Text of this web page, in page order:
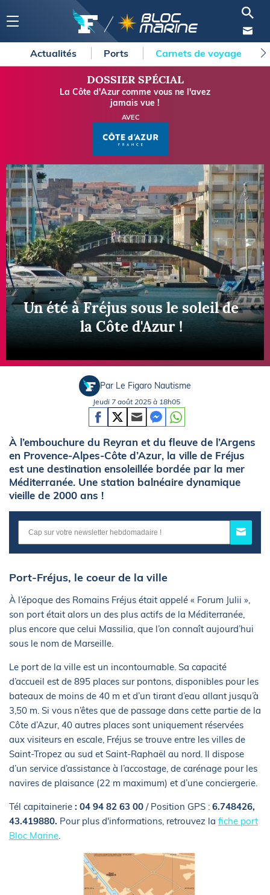
Actualités Ports Carnets de voyage
DOSSIER SPÉCIAL
La Côte d'Azur comme vous ne l'avez
jamais vue !
AVEC
Un été à Fréjus sous le soleil de
la Côte d'Azur !
Par Le Figaro Nautisme
Jeudi 7 août 2025 à 18h05
À l’embouchure du Reyran et du fleuve de l’Argens
en Provence-Alpes-Côte d’Azur, la ville de Fréjus
est une destination ensoleillée bordée par la mer
Méditerranée. Une station balnéaire dynamique
vieille de 2000 ans !
Port-Fréjus, le coeur de la ville
À l’époque des Romains Fréjus était appelé « Forum Julii »,
son port était alors un des plus actifs de la Méditerranée,
plus encore que celui Massilia, que l’on connaît aujourd’hui
sous le nom de Marseille.
Le port de la ville est un incontournable. Sa capacité
d’accueil est de 895 places sur pontons, disponibles pour les
bateaux de moins de 40 m et d’un tirant d’eau allant jusqu’à
3,50 m. Si vous n’êtes que de passage dans cette partie de la
Côte d’Azur, 40 autres places sont uniquement réservées
aux visiteurs en escale, Fréjus se trouve entre les villes de
Saint-Tropez au sud et Saint-Raphaël au nord. Il dispose
d’un service d’assistance à l’accostage, de carénage pour les
navires de plaisance (22 m maximum) et d’une conciergerie.
Tél capitainerie : 04 94 82 63 00 / Position GPS : 6.748426,
43.419880. Pour plus d'informations, retrouvez la fiche port
Bloc Marine.